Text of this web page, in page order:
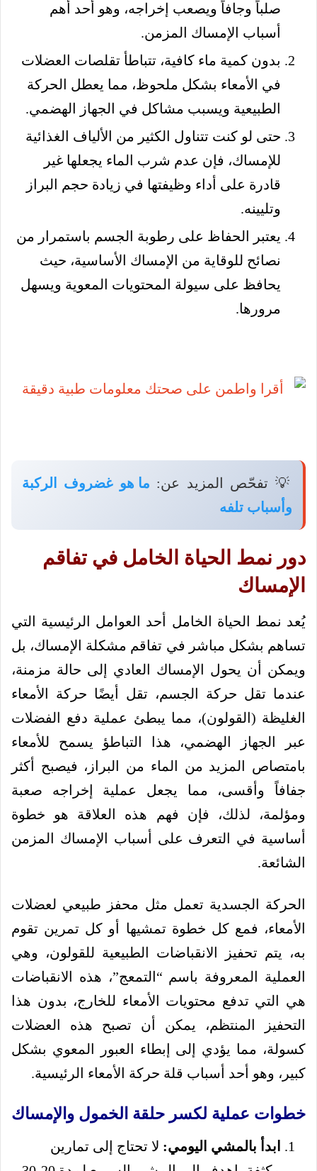
صلباً وجافاً ويصعب إخراجه، وهو أحد أهم
أسباب الإمساك المزمن.
بدون كمية ماء كافية، تتباطأ تقلصات العضلات
في الأمعاء بشكل ملحوظ، مما يعطل الحركة
الطبيعية ويسبب مشاكل في الجهاز الهضمي.
حتى لو كنت تتناول الكثير من الألياف الغذائية
للإمساك، فإن عدم شرب الماء يجعلها غير
قادرة على أداء وظيفتها في زيادة حجم البراز
وتليينه.
يعتبر الحفاظ على رطوبة الجسم باستمرار من
نصائح للوقاية من الإمساك الأساسية، حيث
يحافظ على سيولة المحتويات المعوية ويسهل
مرورها.
💡 تفحّص المزيد عن: ما هو غضروف الركبة
وأسباب تلفه
دور نمط الحياة الخامل في تفاقم
الإمساك
يُعد نمط الحياة الخامل أحد العوامل الرئيسية التي
تساهم بشكل مباشر في تفاقم مشكلة الإمساك، بل
ويمكن أن يحول الإمساك العادي إلى حالة مزمنة،
عندما تقل حركة الجسم، تقل أيضًا حركة الأمعاء
الغليظة (القولون)، مما يبطئ عملية دفع الفضلات
عبر الجهاز الهضمي، هذا التباطؤ يسمح للأمعاء
بامتصاص المزيد من الماء من البراز، فيصبح أكثر
جفافاً وأقسى، مما يجعل عملية إخراجه صعبة
ومؤلمة، لذلك، فإن فهم هذه العلاقة هو خطوة
أساسية في التعرف على أسباب الإمساك المزمن
الشائعة.
الحركة الجسدية تعمل مثل محفز طبيعي لعضلات
الأمعاء، فمع كل خطوة تمشيها أو كل تمرين تقوم
به، يتم تحفيز الانقباضات الطبيعية للقولون، وهي
العملية المعروفة باسم “التمعج”، هذه الانقباضات
هي التي تدفع محتويات الأمعاء للخارج، بدون هذا
التحفيز المنتظم، يمكن أن تصبح هذه العضلات
كسولة، مما يؤدي إلى إبطاء العبور المعوي بشكل
كبير، وهو أحد أسباب قلة حركة الأمعاء الرئيسية.
خطوات عملية لكسر حلقة الخمول والإمساك
ابدأ بالمشي اليومي: لا تحتاج إلى تمارين